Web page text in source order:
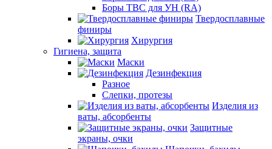
Боры ТВС для УН (RA)
Твердосплавные
финиры
Хирургия
Гигиена, защита
Маски
Дезинфекция
Разное
Слепки, протезы
Изделия из
ваты, абсорбенты
Защитные
экраны, очки